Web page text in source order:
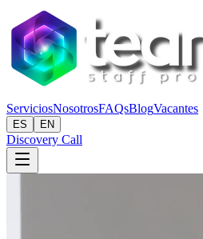
ServiciosNosotrosFAQsBlogVacantes
ES EN
Discovery Call